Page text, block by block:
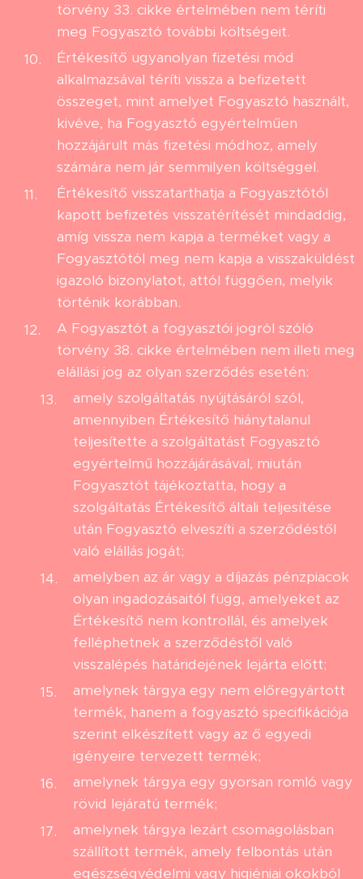
törvény 33. cikke értelmében nem téríti
meg Fogyasztó további költségeit.
Értékesítő ugyanolyan fizetési mód
alkalmazsával téríti vissza a befizetett
összeget, mint amelyet Fogyasztó használt,
kivéve, ha Fogyasztó egyértelműen
hozzájárult más fizetési módhoz, amely
számára nem jár semmilyen költséggel.
Értékesítő visszatarthatja a Fogyasztótól
kapott befizetés visszatérítését mindaddig,
amíg vissza nem kapja a terméket vagy a
Fogyasztótól meg nem kapja a visszaküldést
igazoló bizonylatot, attól függően, melyik
történik korábban.
A Fogyasztót a fogyasztói jogról szóló
törvény 38. cikke értelmében nem illeti meg
elállási jog az olyan szerződés esetén:
amely szolgáltatás nyújtásáról szól,
amennyiben Értékesítő hiánytalanul
teljesítette a szolgáltatást Fogyasztó
egyértelmű hozzájárásával, miután
Fogyasztót tájékoztatta, hogy a
szolgáltatás Értékesítő általi teljesítése
után Fogyasztó elveszíti a szerződéstől
való elállás jogát;
amelyben az ár vagy a díjazás pénzpiacok
olyan ingadozásaitól függ, amelyeket az
Értékesítő nem kontrollál, és amelyek
felléphetnek a szerződéstől való
visszalépés határidejének lejárta előtt;
amelynek tárgya egy nem előregyártott
termék, hanem a fogyasztó specifikációja
szerint elkészített vagy az ő egyedi
igényeire tervezett termék;
amelynek tárgya egy gyorsan romló vagy
rövid lejáratú termék;
amelynek tárgya lezárt csomagolásban
szállított termék, amely felbontás után
egészségvédelmi vagy higiéniai okokból